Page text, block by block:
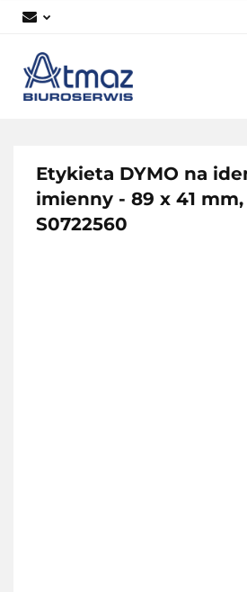
Etykieta DYMO na
imienny - 89 x 41 mm,
S0722560